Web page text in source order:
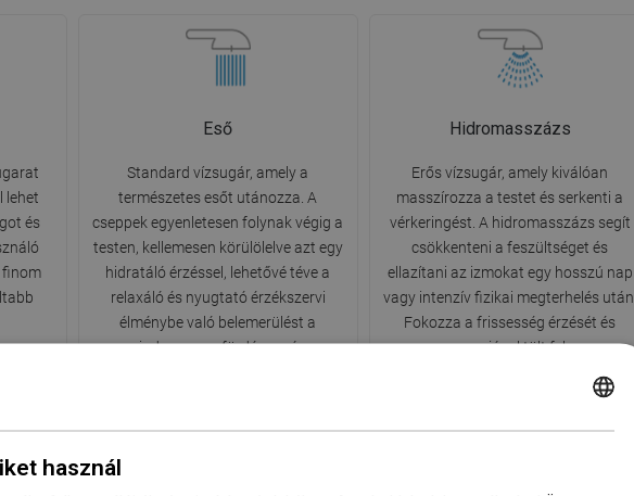
lehet
és
finom
Eső
Standard vízsugár, amely a
természetes esőt utánozza. A
cseppek egyenletesen folynak végig a
testen, kellemesen körülölelve azt egy
hidratáló érzéssel, lehetővé téve a
relaxáló és nyugtató érzékszervi
élménybe való belemerülést a
mindennapos fürdés során.
Hidromasszázs
Erős vízsugár, amely kiválóan
masszírozza a testet és serkenti a
vérkeringést. A hidromasszázs segít
csökkenteni a feszültséget és
ellazítani az izmokat egy hosszú nap
vagy intenzív fizikai megterhelés után.
Fokozza a frissesség érzését és
energiával tölt fel.
használ